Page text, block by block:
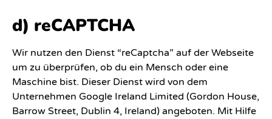
d) reCAPTCHA
Wir nutzen den Dienst “reCaptcha” auf der Webseite
um zu überprüfen, ob du ein Mensch oder eine
Maschine bist. Dieser Dienst wird von dem
Unternehmen Google Ireland Limited (Gordon House,
Barrow Street, Dublin 4, Ireland) angeboten. Mit Hilfe